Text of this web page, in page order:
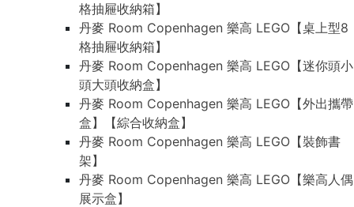
格抽屜收納箱】
丹麥 Room Copenhagen 樂高 LEGO【桌上型8
格抽屜收納箱】
丹麥 Room Copenhagen 樂高 LEGO【迷你頭小
頭大頭收納盒】
丹麥 Room Copenhagen 樂高 LEGO【外出攜帶
盒】【綜合收納盒】
丹麥 Room Copenhagen 樂高 LEGO【裝飾書
架】
丹麥 Room Copenhagen 樂高 LEGO【樂高人偶
展示盒】